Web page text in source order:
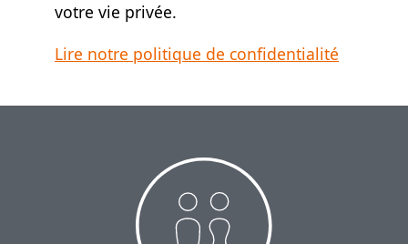
votre vie privée.
Lire notre politique de confidentialité